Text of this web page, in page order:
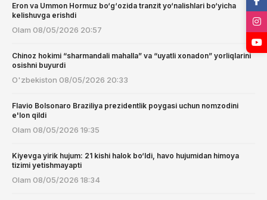
Eron va Ummon Hormuz bo‘g‘ozida tranzit yo‘nalishlari bo‘yicha
kelishuvga erishdi
Olam 08/05/2026 20:57
Chinoz hokimi “sharmandali mahalla” va “uyatli xonadon” yorliqlarini
osishni buyurdi
O'zbekiston 08/05/2026 20:33
Flavio Bolsonaro Braziliya prezidentlik poygasi uchun nomzodini
e'lon qildi
Olam 08/05/2026 19:35
Kiyevga yirik hujum: 21 kishi halok bo‘ldi, havo hujumidan himoya
tizimi yetishmayapti
Olam 08/05/2026 18:34